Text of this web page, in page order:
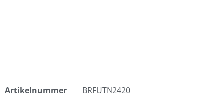
Artikelnummer
BRFUTN2420